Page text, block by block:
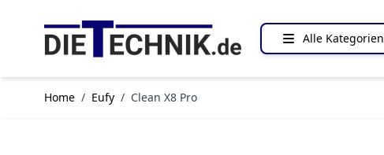
Alle Kategorien
Home / Eufy / Clean X8 Pro